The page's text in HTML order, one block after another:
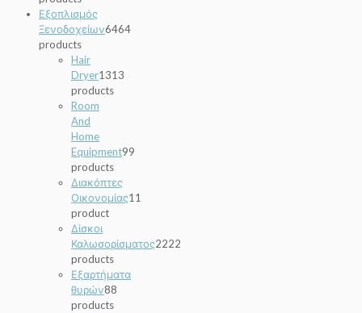
Εξοπλισμός
Ξενοδοχείων6464
products
Hair
Dryer1313
products
Room
And
Home
Equipment99
products
Διακόπτες
Οικονομίας1 1
product
Δίσκοι
Καλωσορίσματος2222
products
Εξαρτήματα
θυρών88
products